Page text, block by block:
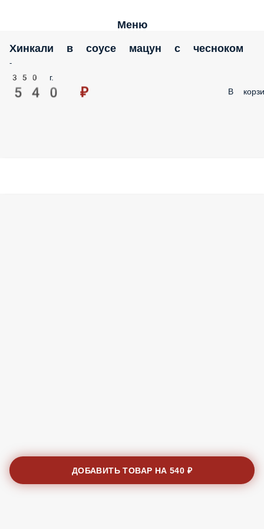
Меню
Хинкали в соусе мацун с чесноком
-
350 г.
540 ₽ В
ДОБАВИТЬ ТОВАР НА540 ₽